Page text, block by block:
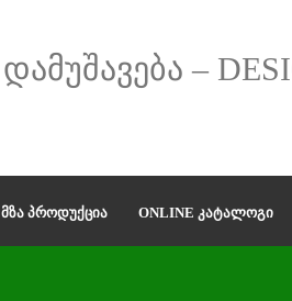
ᲛᲖᲐ ᲞᲠᲝᲓᲣᲥᲪᲘᲐ ONLINE ᲙᲐᲢᲐᲚᲝᲒᲘ